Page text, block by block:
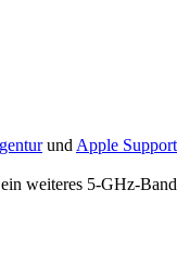
und Apple
weiteres 5-GHz-